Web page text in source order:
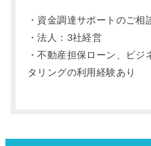
・資金調達サポートのご相
・法人：3社経営
・不動産担保ローン、ビジ
タリングの利用経験あり